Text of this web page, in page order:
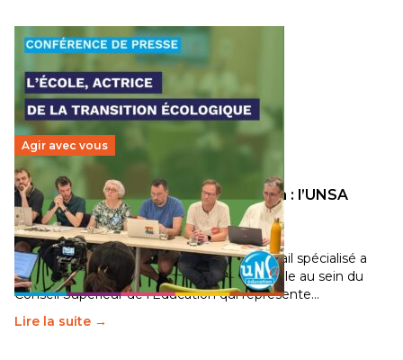
Agir avec vous
Transition écologique de l’éducation : l’UNSA
Éducation fait bouger les lignes
30 juin 2026-National
Pendant plusieurs mois, un groupe de travail spécialisé a
travaillé sur la transition écologique de l’Ecole au sein du
Conseil Supérieur de l’Éducation qui représente…
Lire la suite →